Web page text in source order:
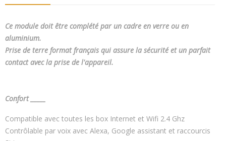
Ce module doit être complété par un cadre en verre ou en
aluminium.
Prise de terre format français qui assure la sécurité et un parfait
contact avec la prise de l'appareil.
Confort _____
Compatible avec toutes les box Internet et Wifi 2.4 Ghz
Contrôlable par voix avec Alexa, Google assistant et raccourcis